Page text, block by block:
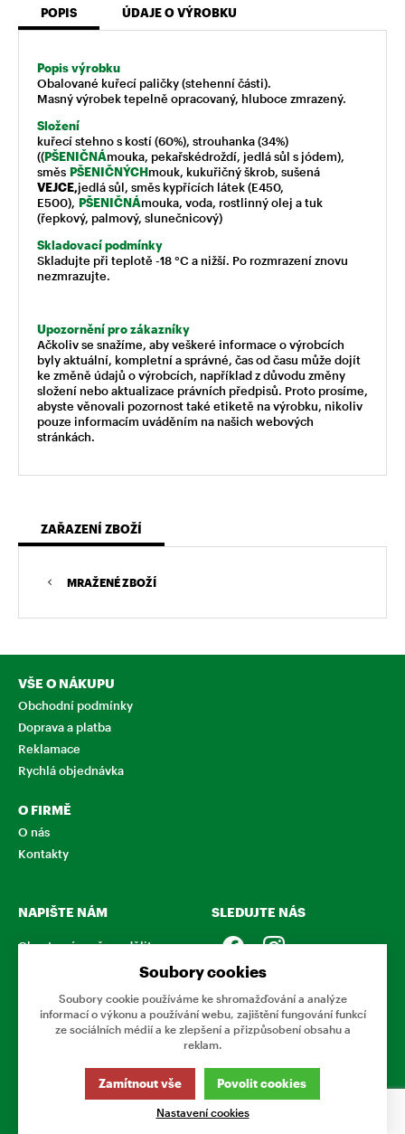
POPIS ÚDAJE O VÝROBKU
Popis výrobku
Obalované kuřecí paličky (stehenní části).
Masný výrobek tepelně opracovaný, hluboce zmrazený.
Složení
kuřecí stehno s kostí (60%), strouhanka (34%)
((PŠENIČNÁmouka, pekařskédroždí, jedlá sůl s jódem),
směs PŠENIČNÝCHmouk, kukuřičný škrob, sušená
VEJCE,jedlá sůl, směs kypřících látek (E450,
E500), PŠENIČNÁmouka, voda, rostlinný olej a tuk
(řepkový, palmový, slunečnicový)
Skladovací podmínky
Skladujte při teplotě -18 °C a nižší. Po rozmrazení znovu
nezmrazujte.
Upozornění pro zákazníky
Ačkoliv se snažíme, aby veškeré informace o výrobcích
byly aktuální, kompletní a správné, čas od času může dojít
ke změně údajů o výrobcích, například z důvodu změny
složení nebo aktualizace právních předpisů. Proto prosíme,
abyste věnovali pozornost také etiketě na výrobku, nikoliv
pouze informacím uváděním na našich webových
stránkách.
ZAŘAZENÍ ZBOŽÍ
MRAŽENÉ ZBOŽÍ
VŠE O NÁKUPU
Obchodní podmínky
Doprava a platba
Reklamace
Rychlá objednávka
O FIRMĚ
O nás
Kontakty
NAPIŠTE NÁM
Chcete nám něco sdělit o
shopu? Neváhejte napsat.
CHCI NAPSAT ZPRÁVU
SLEDUJTE NÁS
Tato stránka používá soubory cookies. Klikněte pro více
© 2026 Eshop Podnikovka
Soubory cookies
Soubory cookie používáme ke shromažďování a analýze
informací o výkonu a používání webu, zajištění fungování funkcí
ze sociálních médií a ke zlepšení a přizpůsobení obsahu a
reklam.
Zamítnout vše Povolit cookies
Nastavení cookies